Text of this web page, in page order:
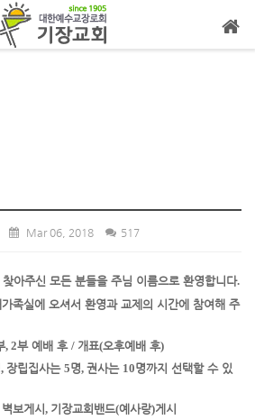
Mar 06, 2018 517
아주신 모든 분들을 주님 이름으로 환영합니다.
족실에 오셔서 환영과 교제의 시간에 참여해 주
, 2부 예배 후 / 개표(오후예배 후)
, 장립집사는 5명, 권사는 10명까지 선택할 수 있
벽보게시 , 기장교회밴드(예사랑)게시